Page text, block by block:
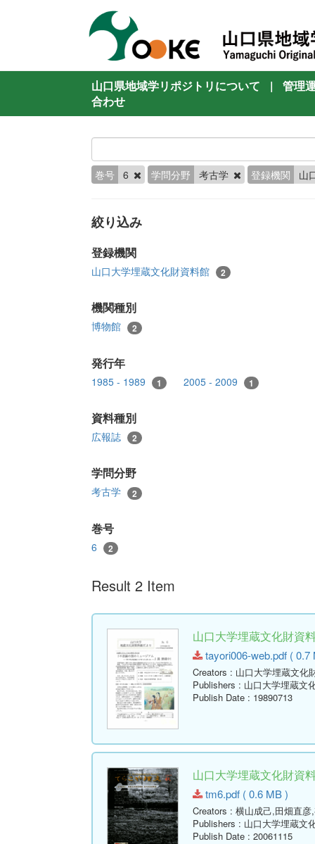
山口県地域学リポジトリについて |
管理
合わせ
巻号 6 学問分野 考古学 登録機関 山
絞り込み
登録機関
山口大学埋蔵文化財資料館 2
機関種別
博物館 2
発行年
1985 - 1989 1 2005 - 2009 1
資料種別
広報誌 2
学問分野
考古学 2
巻号
6 2
Result 2 Item
山口大学埋蔵文化財資
tayori006-web.pdf ( 0.7
Creators : 山口大学埋蔵文化
Publishers : 山口大学埋蔵文
Publish Date : 19890713
山口大学埋蔵文化財
tm6.pdf ( 0.6 MB )
Creators : 横山成己,田畑直
Publishers : 山口大学埋蔵文
Publish Date : 20061115